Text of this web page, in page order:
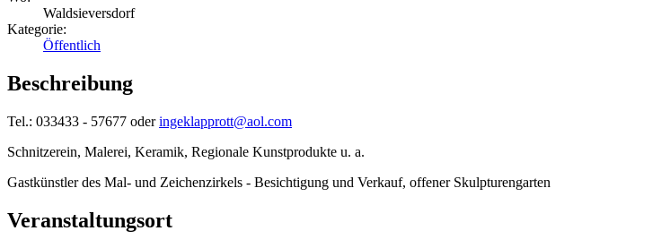
Waldsieversdorf
Kategorie:
Öffentlich
Beschreibung
Tel.: 033433 - 57677 oderingeklapprott@aol.com
Schnitzerein, Malerei, Keramik, Regionale Kunstprodukte u. a.
Gastkünstler des Mal- und Zeichenzirkels - Besichtigung und Verkauf, offener Skulpturengarten
Veranstaltungsort